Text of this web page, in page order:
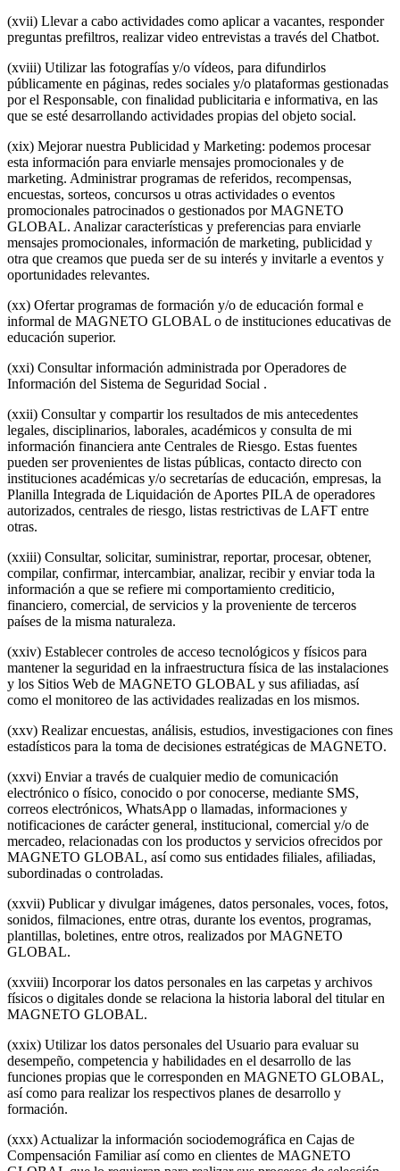
(xvii) Llevar a cabo actividades como aplicar a vacantes, responder
preguntas prefiltros, realizar video entrevistas a través del Chatbot.
(xviii) Utilizar las fotografías y/o vídeos, para difundirlos
públicamente en páginas, redes sociales y/o plataformas gestionadas
por el Responsable, con finalidad publicitaria e informativa, en las
que se esté desarrollando actividades propias del objeto social.
(xix) Mejorar nuestra Publicidad y Marketing: podemos procesar
esta información para enviarle mensajes promocionales y de
marketing. Administrar programas de referidos, recompensas,
encuestas, sorteos, concursos u otras actividades o eventos
promocionales patrocinados o gestionados por MAGNETO
GLOBAL. Analizar características y preferencias para enviarle
mensajes promocionales, información de marketing, publicidad y
otra que creamos que pueda ser de su interés y invitarle a eventos y
oportunidades relevantes.
(xx) Ofertar programas de formación y/o de educación formal e
informal de MAGNETO GLOBAL o de instituciones educativas de
educación superior.
(xxi) Consultar información administrada por Operadores de
Información del Sistema de Seguridad Social .
(xxii) Consultar y compartir los resultados de mis antecedentes
legales, disciplinarios, laborales, académicos y consulta de mi
información financiera ante Centrales de Riesgo. Estas fuentes
pueden ser provenientes de listas públicas, contacto directo con
instituciones académicas y/o secretarías de educación, empresas, la
Planilla Integrada de Liquidación de Aportes PILA de operadores
autorizados, centrales de riesgo, listas restrictivas de LAFT entre
otras.
(xxiii) Consultar, solicitar, suministrar, reportar, procesar, obtener,
compilar, confirmar, intercambiar, analizar, recibir y enviar toda la
información a que se refiere mi comportamiento crediticio,
financiero, comercial, de servicios y la proveniente de terceros
países de la misma naturaleza.
(xxiv) Establecer controles de acceso tecnológicos y físicos para
mantener la seguridad en la infraestructura física de las instalaciones
y los Sitios Web de MAGNETO GLOBAL y sus afiliadas, así
como el monitoreo de las actividades realizadas en los mismos.
(xxv) Realizar encuestas, análisis, estudios, investigaciones con fines
estadísticos para la toma de decisiones estratégicas de MAGNETO.
(xxvi) Enviar a través de cualquier medio de comunicación
electrónico o físico, conocido o por conocerse, mediante SMS,
correos electrónicos, WhatsApp o llamadas, informaciones y
notificaciones de carácter general, institucional, comercial y/o de
mercadeo, relacionadas con los productos y servicios ofrecidos por
MAGNETO GLOBAL, así como sus entidades filiales, afiliadas,
subordinadas o controladas.
(xxvii) Publicar y divulgar imágenes, datos personales, voces, fotos,
sonidos, filmaciones, entre otras, durante los eventos, programas,
plantillas, boletines, entre otros, realizados por MAGNETO
GLOBAL.
(xxviii) Incorporar los datos personales en las carpetas y archivos
físicos o digitales donde se relaciona la historia laboral del titular en
MAGNETO GLOBAL.
(xxix) Utilizar los datos personales del Usuario para evaluar su
desempeño, competencia y habilidades en el desarrollo de las
funciones propias que le corresponden en MAGNETO GLOBAL,
así como para realizar los respectivos planes de desarrollo y
formación.
(xxx) Actualizar la información sociodemográfica en Cajas de
Compensación Familiar así como en clientes de MAGNETO